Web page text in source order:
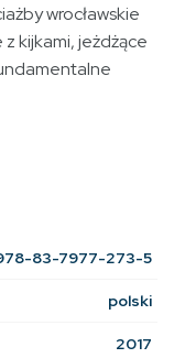
wrocławskie
kijkami, jeżdżące
83-7977-273-5
polski
2017